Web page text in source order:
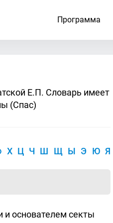
Программа
Е.П. Словарь имеет
(Спас)
Х Ц Ч Ш Щ Ы Э Ю Я
основателем секты